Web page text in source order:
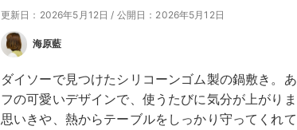
更新日：2026年5月12日 / 公開日：2026年5月12日
海原藍
ダイソーで見つけたシリコーンゴム製の鍋敷き。
フの可愛いデザインで、使うたびに気分が上がり
思いきや、熱からテーブルをしっかり守ってくれ